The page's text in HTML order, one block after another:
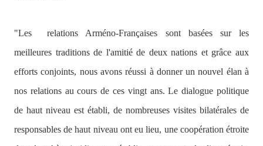
"Les
relations Arméno-Françaises sont basées sur les
meilleures traditions de l'amitié de deux nations et grâce aux
efforts conjoints, nous avons réussi à donner un nouvel élan à
nos relations au cours de ces vingt ans. Le dialogue politique
de haut niveau est établi, de nombreuses visites bilatérales de
responsables de haut niveau ont eu lieu, une coopération étroite